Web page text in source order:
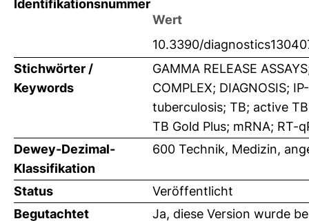
Identifikationsnummer
Wert
10.3390/
Stichwörter /
Keywords
GAMMA RELEASE
COMPLEX; DIAGNOSIS;
tuberculosis; TB; active
TB Gold Plus; mRNA; RT-
Dewey-Dezimal-
Klassifikation
600 Technik, Medizin,
Status
Veröffentlicht
Begutachtet
Ja, diese Version wurde